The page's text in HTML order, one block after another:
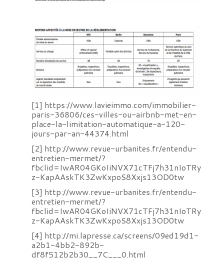
[1] https://www.lavieimmo.com/immobilier-
paris-36806/ces-villes-ou-airbnb-met-en-
place-la-limitation-automatique-a-120-
jours-par-an-44374.html
[2] http://www.revue-urbanites.fr/entendu-
entretien-mermet/?
fbclid=IwAR04GKoIiNVX71cTFj7h31nIoTRy
z-KapAAskTK3ZwKxpoS8Xxjs13OD0tw
[3] http://www.revue-urbanites.fr/entendu-
entretien-mermet/?
fbclid=IwAR04GKoIiNVX71cTFj7h31nIoTRy
z-KapAAskTK3ZwKxpoS8Xxjs13OD0tw
[4] http://mi.lapresse.ca/screens/09ed19d1-
a2b1-4bb2-892b-
df8f512b2b30__7C___0.html